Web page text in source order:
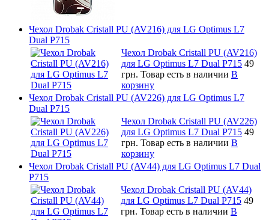
Чехол Drobak Cristall PU (AV216) для LG Optimus L7
Dual P715
Чехол Drobak Cristall PU (AV216)
для LG Optimus L7 Dual P715 49
грн. Товар есть в наличии В
корзину
Чехол Drobak Cristall PU (AV226) для LG Optimus L7
Dual P715
Чехол Drobak Cristall PU (AV226)
для LG Optimus L7 Dual P715 49
грн. Товар есть в наличии В
корзину
Чехол Drobak Cristall PU (AV44) для LG Optimus L7 Dual
P715
Чехол Drobak Cristall PU (AV44)
для LG Optimus L7 Dual P715 49
грн. Товар есть в наличии В